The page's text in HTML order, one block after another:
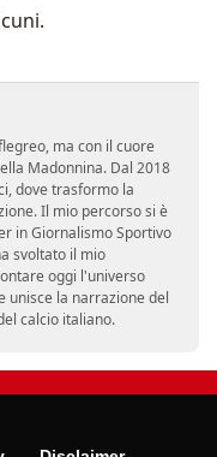
ma con il cuore
Madonnina. Dal 2018
dove trasformo la
Il mio percorso si è
in Giornalismo Sportivo
svoltato il mio
oggi l'universo
unisce la narrazione del
calcio italiano.